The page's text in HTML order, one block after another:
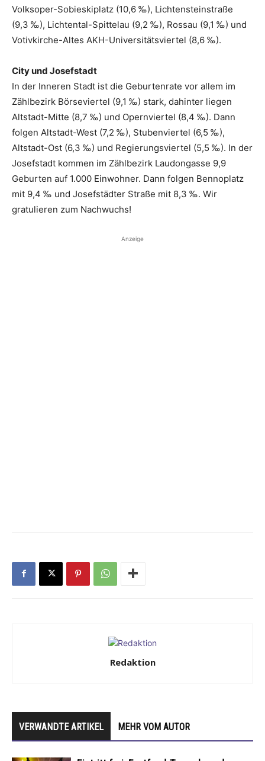
Volksoper-­Sobieskiplatz (10,6 ‰), Lichten­steinstraße
(9,3 ‰), Lichtental-Spittelau (9,2 ‰), Rossau (9,1 ‰) und
Votiv­kirche-Altes AKH-Univer­sitätsviertel (8,6 ‰).
City und Josefstadt
In der Inneren Stadt ist die Geburtenrate vor allem im
Zählbezirk Börseviertel (9,1 ‰) stark, dahinter liegen
Altstadt-Mitte (8,7 ‰) und Opernviertel (8,4 ‰). Dann
folgen Altstadt-West (7,2 ‰), Stubenviertel (6,5 ‰),
Altstadt-Ost (6,3 ‰) und Regierungsviertel (5,5 ‰). In der
Josefstadt kommen im Zählbezirk Laudongasse 9,9
Gebur­ten auf 1.000 Einwohner. Dann folgen Bennoplatz
mit 9,4 ‰ und Josefstädter Straße mit 8,3 ‰. Wir
gratulieren zum Nachwuchs!
Anzeige
Redaktion
VERWANDTE ARTIKEL MEHR VOM AUTOR